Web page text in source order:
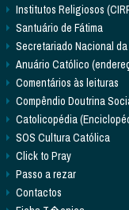
Institutos Religiosos
Santuário de Fátima
Secretariado Nacional
Anuário Católico
Comentários às leituras
Compêndio Doutrina
Catolicopédia
SOS Cultura Católica
Click to Pray
Passo a rezar
Contactos